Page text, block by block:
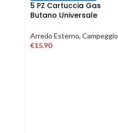
5 PZ Cartuccia Gas
Butano Universale
campeggio 190 gr
Arredo Esterno, Campeggio
€15.90